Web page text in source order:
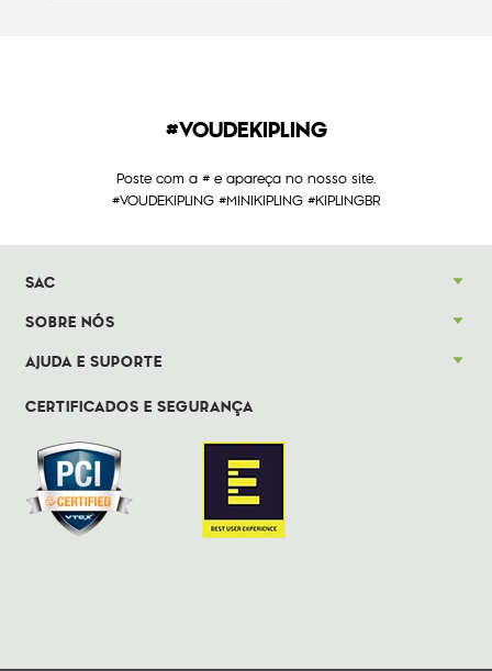
#VOUDEKIPLING
Poste com a # e apareça no nosso site.
#VOUDEKIPLING #MINIKIPLING #KIPLINGBR
SAC
SOBRE NÓS
AJUDA E SUPORTE
CERTIFICADOS E SEGURANÇA